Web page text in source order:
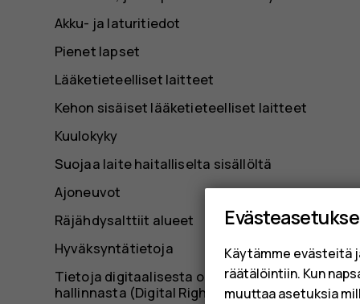
Akku- ja laturitiedot
Pienet lapset
Lääketieteelliset laitteet
Kehon sisäiset lääketieteelliset laitteet
Kuulokyky
Suojaa laite haitalliselta sisällöltä
Ajoneuvot
Räjähdysalttiit alueet
Hyväksyntätietoja
Tietoja digitaalisesta oikeuksien
hallinnasta (Digital Rights Management)
Käytämme evästeitä
räätälöintiin. Kun
muuttaa asetuksia